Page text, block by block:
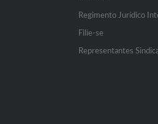
Regimento Jurídico
Filie-se
Representantes